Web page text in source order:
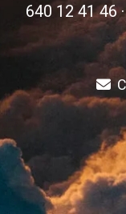
640 12 41 46